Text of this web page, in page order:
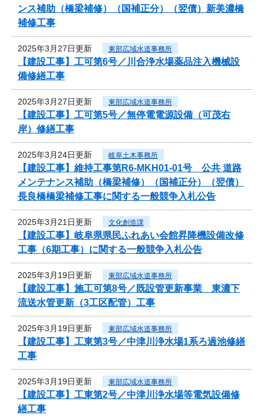
ンス補助（橋梁補修）（国補正分）（翌債）新美濃橋
補修工事
2025年3月27日更新 東部広域水道事務所
【建設工事】工可第6号／川合浄水場薬品注入機械設
備修繕工事
2025年3月27日更新 東部広域水道事務所
【建設工事】工可第5号／無停電電源設備（可茂右
岸）修繕工事
2025年3月24日更新 岐阜土木事務所
【建設工事】維持工事第R6-MKH01-01号 公共 道路
メンテナンス補助（橋梁補修）（国補正分）（翌債）
長良橋橋梁補修工事に関する一般競争入札公告
2025年3月21日更新 文化創造課
【建設工事】岐阜県県民ふれあい会館昇降機設備改修
工事（6期工事）に関する一般競争入札公告
2025年3月19日更新 東部広域水道事務所
【建設工事】施工可第8号／既設管更新事業 東濃下
流送水管更新（3工区配管）工事
2025年3月19日更新 東部広域水道事務所
【建設工事】工東第3号／中津川浄水場1系ろ過池修繕
工事
2025年3月19日更新 東部広域水道事務所
【建設工事】工東第2号／中津川浄水場等電気設備修
繕工事